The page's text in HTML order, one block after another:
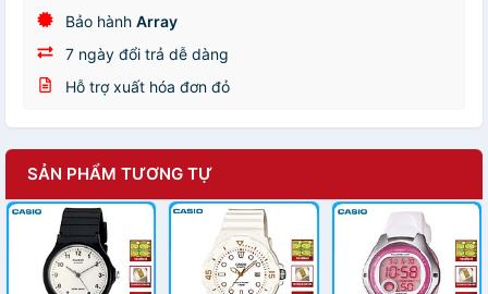
Bảo hành Array
7 ngày đổi trả dễ dàng
Hỗ trợ xuất hóa đơn đỏ
SẢN PHẨM TƯƠNG TỰ